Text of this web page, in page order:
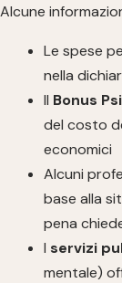
Alcune
Le spese
nella
Il Bonus
del costo
economici
Alcuni
base alla
pena
I servizi
mentale)